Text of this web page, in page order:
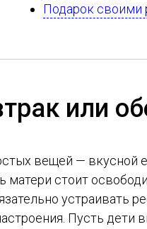
Подарок своими
или
вещей — вкусной
матери стоит
устраивать
Пусть дети